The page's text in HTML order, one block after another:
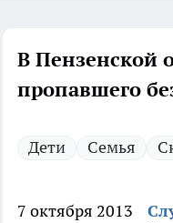
В Пензенской
пропавшего
Дети Семья
7 октября 2013